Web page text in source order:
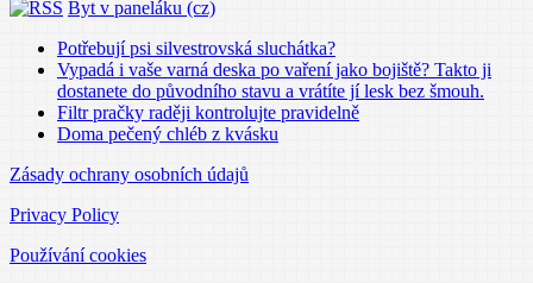
Byt v paneláku (cz)
Potřebují psi silvestrovská sluchátka?
Vypadá i vaše varná deska po vaření jako bojiště? Takto ji
dostanete do původního stavu a vrátíte jí lesk bez šmouh.
Filtr pračky raději kontrolujte pravidelně
Doma pečený chléb z kvásku
Zásady ochrany osobních údajů
Privacy Policy
Používání cookies